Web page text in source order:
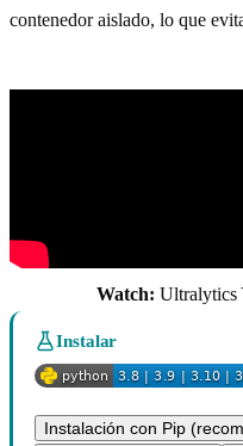
contenedor aislado, lo que
Watch: Ultralytics
Instalar
Instalación con Pip